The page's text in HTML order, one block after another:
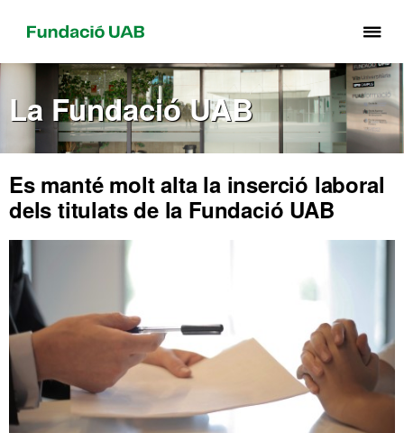
el
de
La Fundació UAB
Es manté molt alta la inserció laboral
dels titulats de la Fundació UAB